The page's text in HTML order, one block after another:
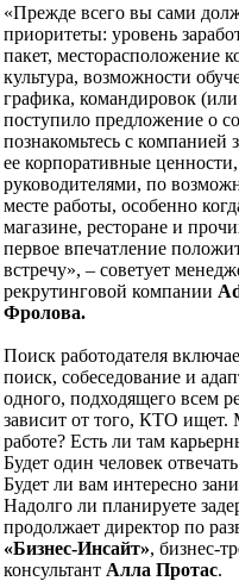
«Прежде всего вы сами
приоритеты: уровень
пакет, месторасположение
культура, возможности
графика, командировок
поступило предложение о
познакомьтесь с компанией
ее корпоративные
руководителями, по
месте работы, особенно
магазине, ресторане и
первое впечатление
встречу», – советует
рекрутинговой компании
Фролова.
Поиск работодателя
поиск, собеседование и
одного, подходящего всем
зависит от того, КТО ищет.
работе? Есть ли там
Будет один человек
Будет ли вам интересно
Надолго ли планируете
продолжает директор по
«Бизнес-Инсайт», бизнес-
консультант Алла Протас.